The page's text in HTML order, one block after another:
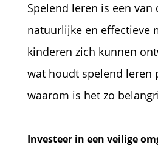
Spelend leren is een van
natuurlijke en effectieve
kinderen zich kunnen
wat houdt spelend leren
waarom is het zo
Investeer in een veilige